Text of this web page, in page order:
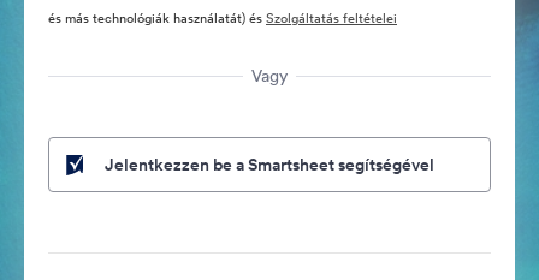
és más technológiák használatát) ésSzolgáltatás feltételei
Vagy
Jelentkezzen be a Smartsheet segítségével